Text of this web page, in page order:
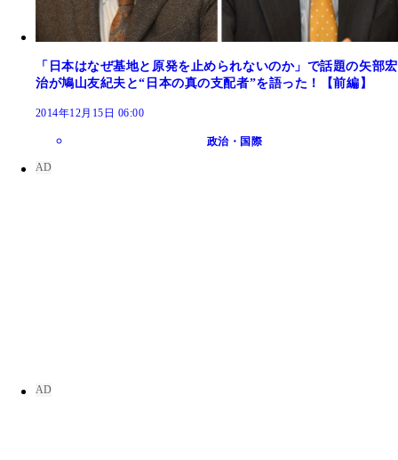
「日本はなぜ基地と原発を止められないのか」で話題の矢部宏
治が鳩山友紀夫と“日本の真の支配者”を語った！【前編】
2014年12月15日 06:00
政治・国際